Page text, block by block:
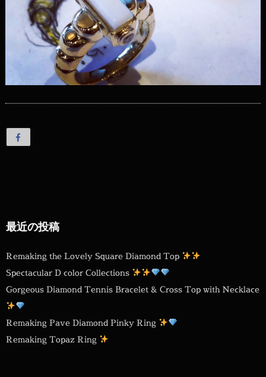
最近の投稿
Remaking the Lovely Square Diamond Top
Spectacular D color Collections
Gorgeous Diamond Tennis Bracelet & Cross Top with Necklace
Remaking Pave Diamond Pinky Ring
Remaking Topaz Ring